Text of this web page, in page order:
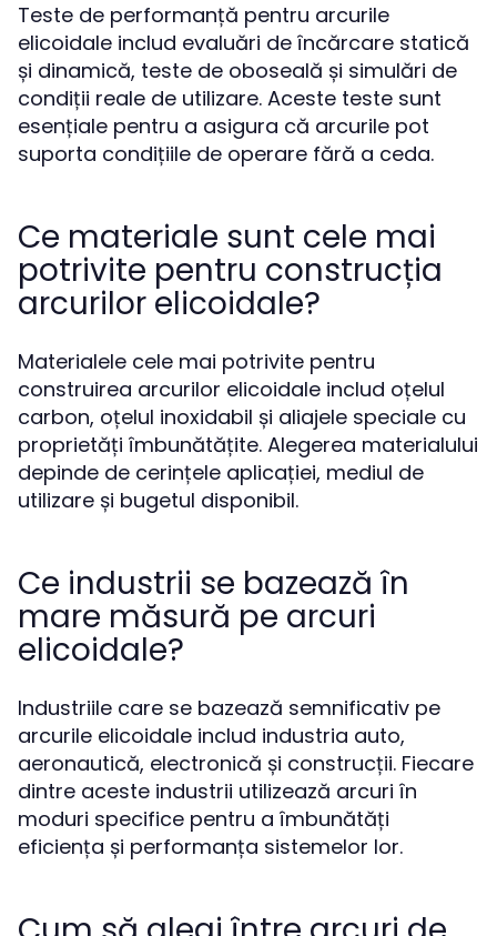
Teste de performanță pentru arcurile
elicoidale includ evaluări de încărcare statică
și dinamică, teste de oboseală și simulări de
condiții reale de utilizare. Aceste teste sunt
esențiale pentru a asigura că arcurile pot
suporta condițiile de operare fără a ceda.
Ce materiale sunt cele mai
potrivite pentru construcția
arcurilor elicoidale?
Materialele cele mai potrivite pentru
construirea arcurilor elicoidale includ oțelul
carbon, oțelul inoxidabil și aliajele speciale cu
proprietăți îmbunătățite. Alegerea materialului
depinde de cerințele aplicației, mediul de
utilizare și bugetul disponibil.
Ce industrii se bazează în
mare măsură pe arcuri
elicoidale?
Industriile care se bazează semnificativ pe
arcurile elicoidale includ industria auto,
aeronautică, electronică și construcții. Fiecare
dintre aceste industrii utilizează arcuri în
moduri specifice pentru a îmbunătăți
eficiența și performanța sistemelor lor.